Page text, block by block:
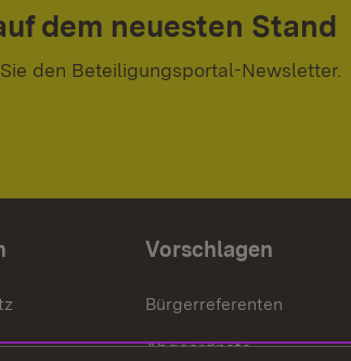
dem neuesten Stand
den Beteiligungsportal-Newsletter.
Vorschlagen
Bürgerreferenten
Abgeordnete